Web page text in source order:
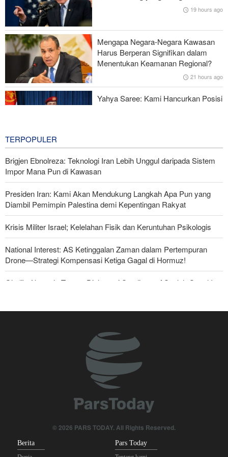
Serangan Iran Sebabkan Lebih dari 700 Tentara AS Geger Otak
Gagal dalam Perang dengan Iran, Dua Pejabat Senior Mossad
Dipecat
19 hours ago
Mengapa Negara-Negara Kawasan
Harus Berperan Signifikan dalam
Menentukan Keamanan Regional?
21 hours ago
Yahya Saree: Kami Hancurkan Posisi
TERPOPULER
Brigjen Ebnolreza: Teknologi Iran Lebih Unggul daripada Sistem
Impor Mana Pun di Kawasan
Presiden Iran: Kami Akan Mendukung Langkah Apa Pun yang
Diambil Pemimpin Palestina demi Kepentingan Rakyat
Krisis Militer Israel; Kelelahan Fisik dan Keruntuhan Psikologis
National Interest: AS Ketinggalan Zaman dalam Pertempuran
Drone—Strategi Kompensasi Ketiga Gagal di Hormuz!
Ghalibaf kepada Trump: Diplomasi Sandiwara AS telah Gagal !
The Economist: Kesepakatan dengan Iran Opsi Realistis Akhiri
Yahya Saree: Kami Hancurkan Posisi Pasukan Bayaran Saudi
dengan Rudal Balistik dan Drone
Brigjen Akrami Nia: Artesh dalam Kondisi Siaga Penuh
Anggota Kongres AS Khawatirkan Dampak Menipisnya Rudal
© 2026 PARS TODAY. All Rights Reserved.
Berita Pars Today